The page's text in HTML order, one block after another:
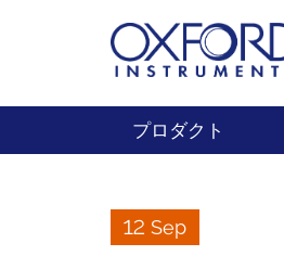
プロダクト
12 Sep